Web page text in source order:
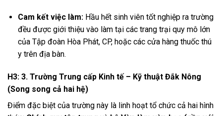
Cam kết việc làm:Hầu hết sinh viên tốt nghiệp ra trường
đều được giới thiệu vào làm tại các trang trại quy mô lớn
của Tập đoàn Hòa Phát, CP, hoặc các cửa hàng thuốc thú
y trên địa bàn.
H3: 3. Trường Trung cấp Kinh tế – Kỹ thuật Đắk Nông
(Song song cả hai hệ)
Điểm đặc biệt của trường này là linh hoạt tổ chức cả hai hình